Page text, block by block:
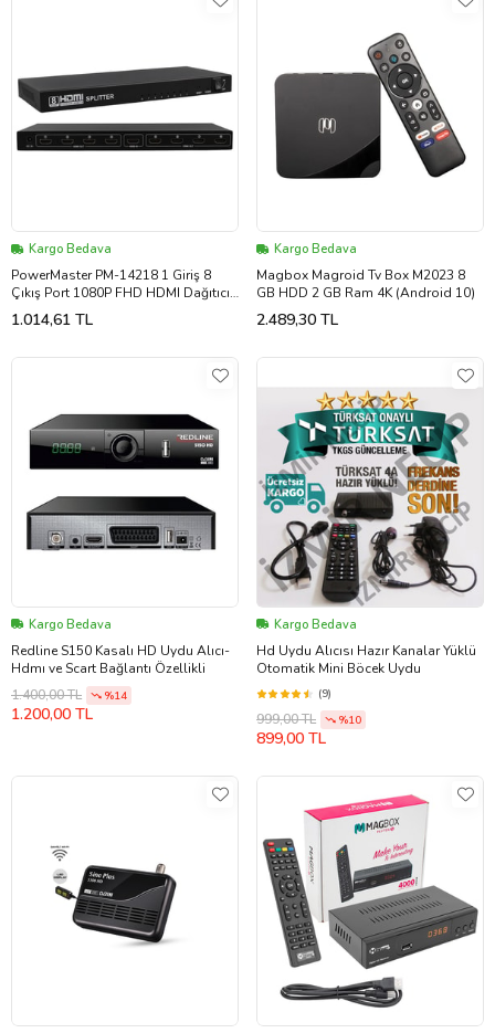
Kargo Bedava
PowerMaster PM-14218 1 Giriş 8
Çıkış Port 1080P FHD HDMI Dağıtıcı
Splitter (8'li Çoklayıcı)
1.014,61 TL
Kargo Bedava
Magbox Magroid Tv Box M2023 8
GB HDD 2 GB Ram 4K (Android 10)
2.489,30 TL
Kargo Bedava
Redline S150 Kasalı HD Uydu Alıcı-
Hdmı ve Scart Bağlantı Özellikli
1.400,00 TL
%14
1.200,00 TL
Kargo Bedava
Hd Uydu Alıcısı Hazır Kanalar Yüklü
Otomatik Mini Böcek Uydu
(9)
999,00 TL %10
899,00 TL